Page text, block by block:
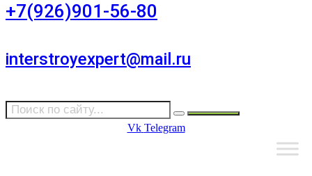
+7(926)901-56-80
interstroyexpert@mail.ru
Vk Telegram